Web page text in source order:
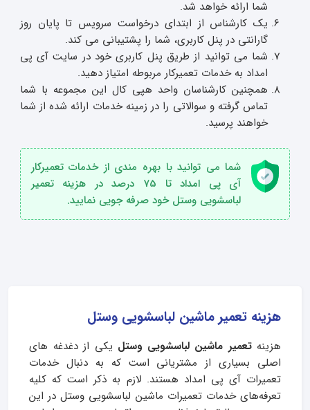
شما ارائه خواهد شد.
یک کارشناس از ابتدای درخواست سرویس تا پایان روز
گارانتی در پنل کاربری، شما را پشتیبانی می کند.
شما می توانید از طریق پنل کاربری خود در سایت آی پی
امداد به خدمات تعمیرکار مربوطه امتیاز دهید.
همچنین کارشناسان واحد هپی کال این مجموعه با شما
تماس گرفته و سوالاتی را در زمینه خدمات ارائه شده از شما
خواهند پرسید.
شما می توانید با بهره مندی از خدمات تعمیرکار
آی پی امداد تا 75 درصد در هزینه تعمیر
لباسشویی وستل خود صرفه جویی نمایید.
هزینه تعمیر ماشین لباسشویی وستل
هزینه تعمیر ماشین لباسشویی وستل یکی از دغدغه‌ های
اصلی بسیاری از مشتریانی است که به دنبال خدمات
تعمیرات آی پی امداد هستند. لازم به ذکر است که کلیه
تعرفه‌های خدمات تعمیرات ماشین لباسشویی وستل در این